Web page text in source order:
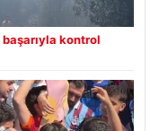
başarıyla kontrol